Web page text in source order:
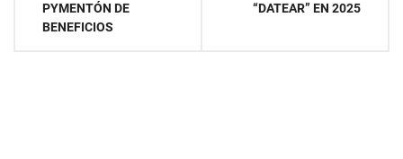
entradas
PYMENTÓN DE
BENEFICIOS
“DATEAR” EN 2025